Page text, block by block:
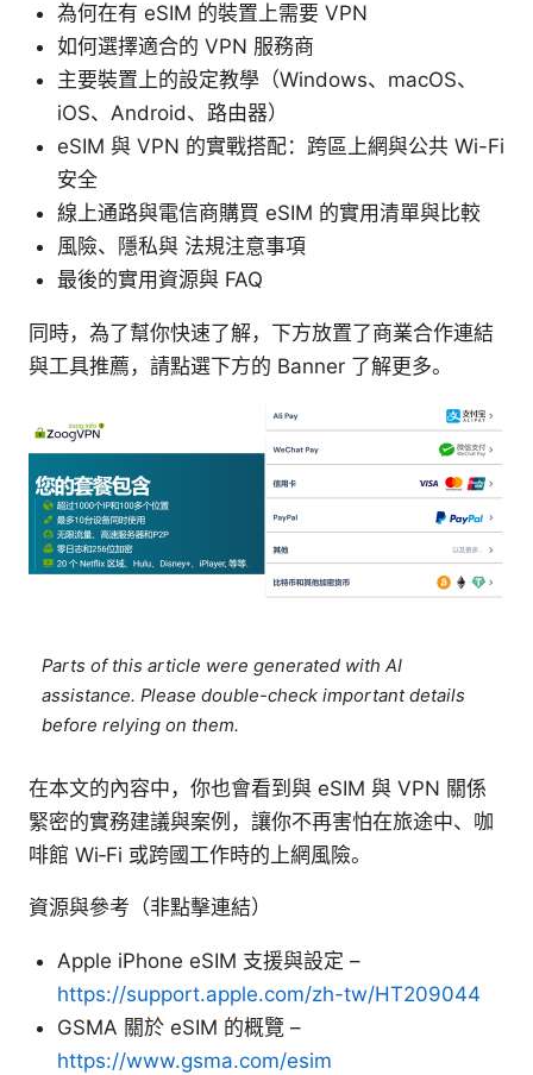
為何在有 eSIM 的裝置上需要 VPN
如何選擇適合的 VPN 服務商
主要裝置上的設定教學（Windows、macOS、
iOS、Android、路由器）
eSIM 與 VPN 的實戰搭配：跨區上網與公共 Wi-Fi
安全
線上通路與電信商購買 eSIM 的實用清單與比較
風險、隱私與 法規注意事項
最後的實用資源與 FAQ
同時，為了幫你快速了解，下方放置了商業合作連結
與工具推薦，請點選下方的 Banner 了解更多。
Parts of this article were generated with AI
assistance. Please double-check important details
before relying on them.
在本文的內容中，你也會看到與 eSIM 與 VPN 關係
緊密的實務建議與案例，讓你不再害怕在旅途中、咖
啡館 Wi‑Fi 或跨國工作時的上網風險。
資源與參考（非點擊連結）
Apple iPhone eSIM 支援與設定 –
https://support.apple.com/zh-tw/HT209044
GSMA 關於 eSIM 的概覽 –
https://www.gsma.com/esim